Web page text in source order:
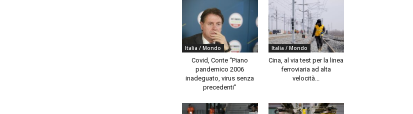
Italia / Mondo
Covid, Conte “Piano
pandemico 2006
inadeguato, virus senza
precedenti”
Italia / Mondo
Cina, al via test per la linea
ferroviaria ad alta
velocità...